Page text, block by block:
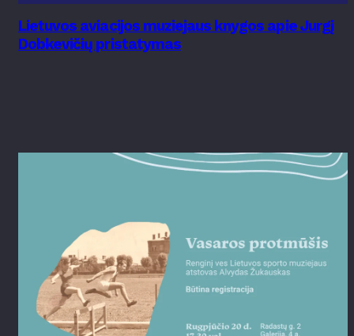
Lietuvos aviacijos muziejaus knygos apie Jurgį
Dobkevičių pristatymas